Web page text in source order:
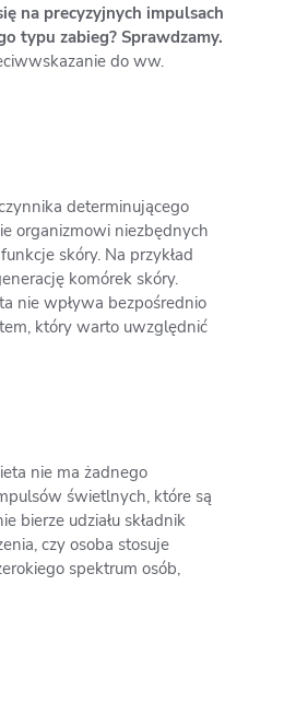
na precyzyjnych impulsach
typu zabieg? Sprawdzamy.
do ww.
determinującego
organizmowi niezbędnych
skóry. Na przykład
komórek skóry.
nie wpływa bezpośrednio
który warto uwzględnić
nie ma żadnego
świetlnych, które są
bierze udziału składnik
czy osoba stosuje
spektrum osób,